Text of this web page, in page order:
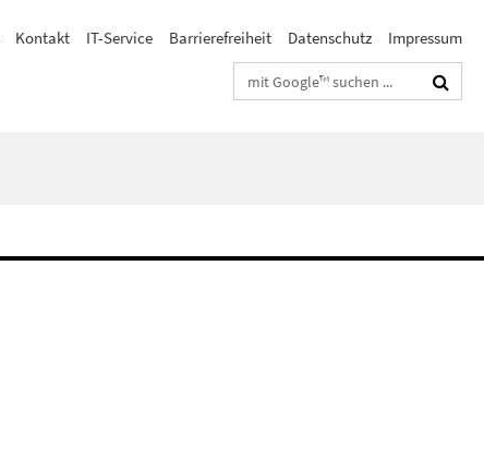
Kontakt IT-Service Barrierefreiheit Datenschutz
Impressum
Suchbegriffe